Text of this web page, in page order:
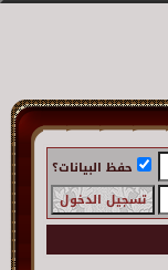
حفظ البيانات؟